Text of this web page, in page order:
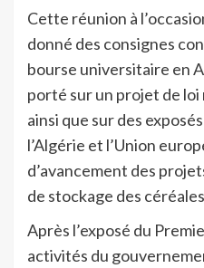
Cette réunion à
donné des consignes
bourse universitaire en
porté sur un projet de
ainsi que sur des
l’Algérie et l’Union
d’avancement des
de stockage des
Après l’exposé du
activités du